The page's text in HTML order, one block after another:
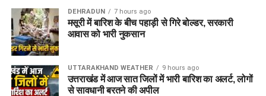
DEHRADUN 7 hours ago
मसूरी में बारिश के बीच पहाड़ी से गिरे बोल्डर, सरकारी
आवास को भारी नुकसान
UTTARAKHAND WEATHER 9 hours ago
उत्तराखंड में आज सात जिलों में भारी बारिश का अलर्ट, लोगों
से सावधानी बरतने की अपील